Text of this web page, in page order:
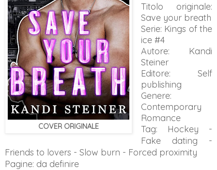
COVER ORIGINALE
Titolo originale:
Save your breath
Serie: Kings of the
ice #4
Autore: Kandi
Steiner
Editore: Self
publishing
Genere:
Contemporary
Romance
Tag: Hockey -
Fake dating -
Friends to lovers - Slow burn - Forced proximity
Pagine: da definire